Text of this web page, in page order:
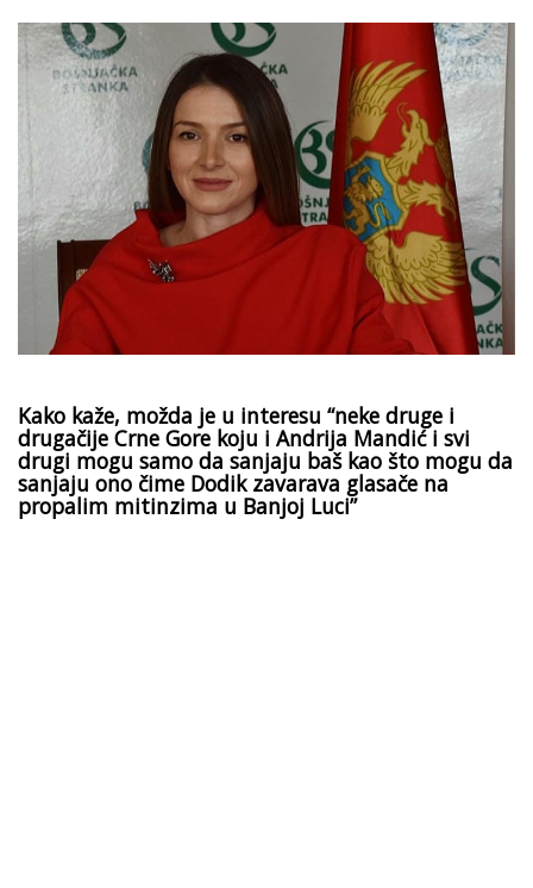
Kako kaže, možda je u interesu “neke druge i
drugačije Crne Gore koju i Andrija Mandić i svi
drugi mogu samo da sanjaju baš kao što mogu da
sanjaju ono čime Dodik zavarava glasače na
propalim mitinzima u Banjoj Luci”